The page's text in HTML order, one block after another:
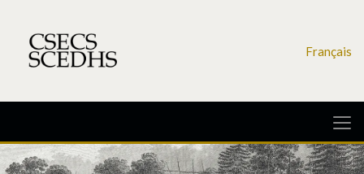
Français